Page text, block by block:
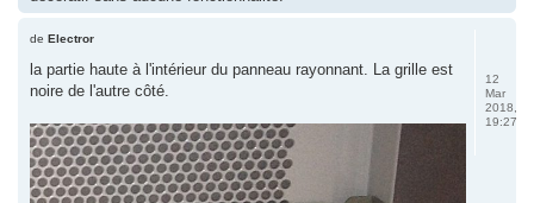
de Electror
la partie haute à l'intérieur du panneau rayonnant. La grille est
noire de l'autre côté.
12
Mar
2018,
19:27